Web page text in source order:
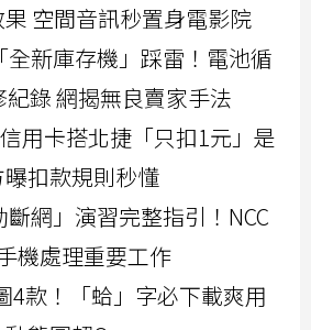
空間音訊秒置身電影院
新庫存機」踩雷！電池循
錄 網揭無良賣家手法
用卡搭北捷「只扣1元」是
扣款規則秒懂
網」演習完整指引！NCC
機處理重要工作
4款！「蛤」字必下載爽用